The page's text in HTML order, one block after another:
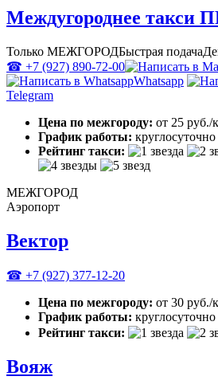
Междугороднее
Только МЕЖГОРОДБыстрая подача
☎ +7 (927) 890-72-00
Whatsapp
Telegram
Цена по межгороду: от 25 руб./
График работы: круглосуточно
Рейтинг такси:
МЕЖГОРОД
Аэропорт
Вектор
☎ +7 (927) 377-12-20
Цена по межгороду: от 30 руб./
График работы: круглосуточно
Рейтинг такси:
Вояж